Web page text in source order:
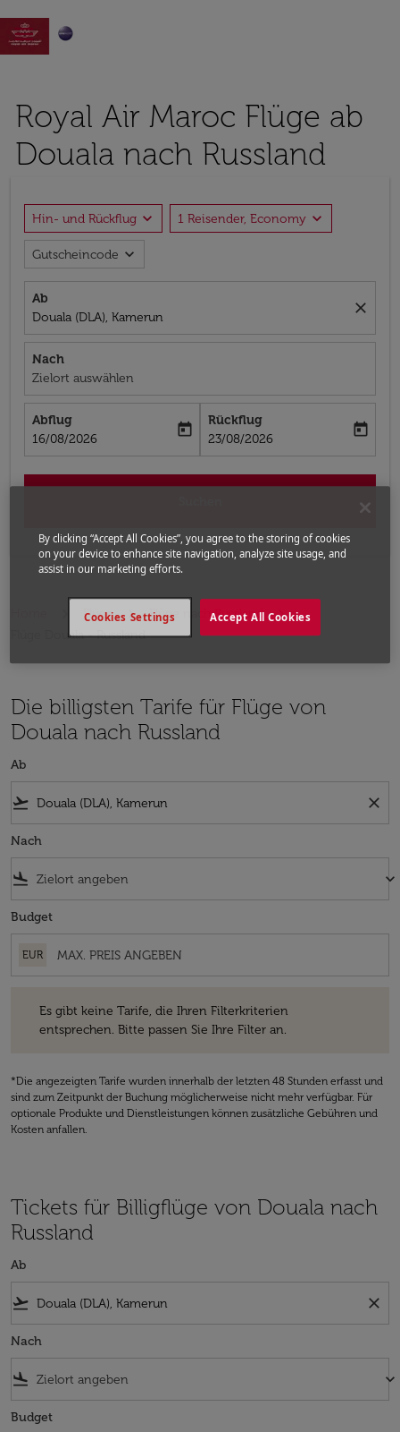

Royal Air Maroc Flüge ab
Douala nach Russland
Hin- und Rückflug expand_more 1 Reisender, Economy expand_more
Gutscheincode expand_more
Ab
Douala (DLA), Kamerun
close
Nach
Zielort auswählen
Abflug
fc-booking-departure-date-aria-label
16/08/2026
today
Rückflug
fc-booking-return-date-aria-label
23/08/2026
today
Flüge
Flüge nach Russland
Flüge Douala - Russland
Die billigsten Tarife für Flüge von
Douala nach Russland
Ab
flight_takeoff close
Nach
flight_land keyboard_arrow_down
Budget
EUR
Es gibt keine Tarife, die Ihren Filterkriterien
entsprechen. Bitte passen Sie Ihre Filter an.
*Die angezeigten Tarife wurden innerhalb der letzten 48 Stunden erfasst und
sind zum Zeitpunkt der Buchung möglicherweise nicht mehr verfügbar. Für
optionale Produkte und Dienstleistungen können zusätzliche Gebühren und
Kosten anfallen.
Tickets für Billigflüge von Douala nach
Russland
Ab
flight_takeoff close
Nach
flight_land keyboard_arrow_down
Budget
By clicking “Accept All Cookies”, you agree to the storing of cookies
on your device to enhance site navigation, analyze site usage, and
assist in our marketing efforts.
Accept All Cookies
Cookies Settings